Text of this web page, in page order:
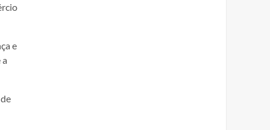
e
a